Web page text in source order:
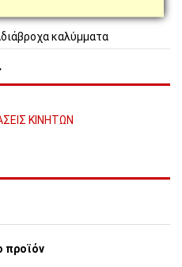
καλύμματα
ΚΙΝΗΤΩΝ
προϊόν